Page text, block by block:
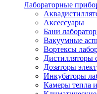
Лабораторные
Аксессуары
Бани
Вакуумные
Вортексы
Дистилляторы
Дозаторы
Инкубаторы
Камеры тепла